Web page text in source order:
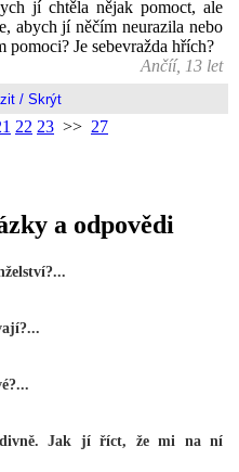
jí chtěla nějak pomoct, ale
abych jí něčím neurazila nebo
pomoci? Je sebevražda hřích?
Ančíí, 13 let
22 23 >> 27
a odpovědi
divně. Jak jí říct, že mi na ní